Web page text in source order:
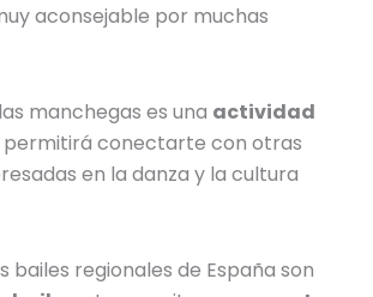
aconsejable por muchas
manchegas es una actividad
permitirá conectarte con otras
en la danza y la cultura
bailes regionales de España son